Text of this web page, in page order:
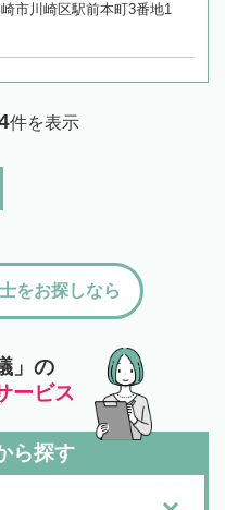
市川崎区駅前本町3番地1
件を表示
」の
ービス
をお探しなら
ら探す